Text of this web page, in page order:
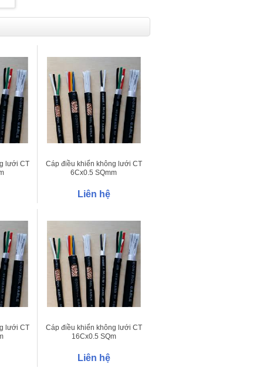
lưới CT
Cáp điều khiển không lưới CT
6Cx0.5 SQmm
Liên hệ
lưới CT
Cáp điều khiển không lưới CT
16Cx0.5 SQm
Liên hệ